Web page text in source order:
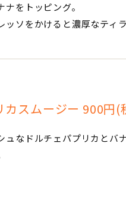
ナをトッピング。
ッソをかけると濃厚なティ
カスムージー 900円(
ュなドルチェパプリカとバ